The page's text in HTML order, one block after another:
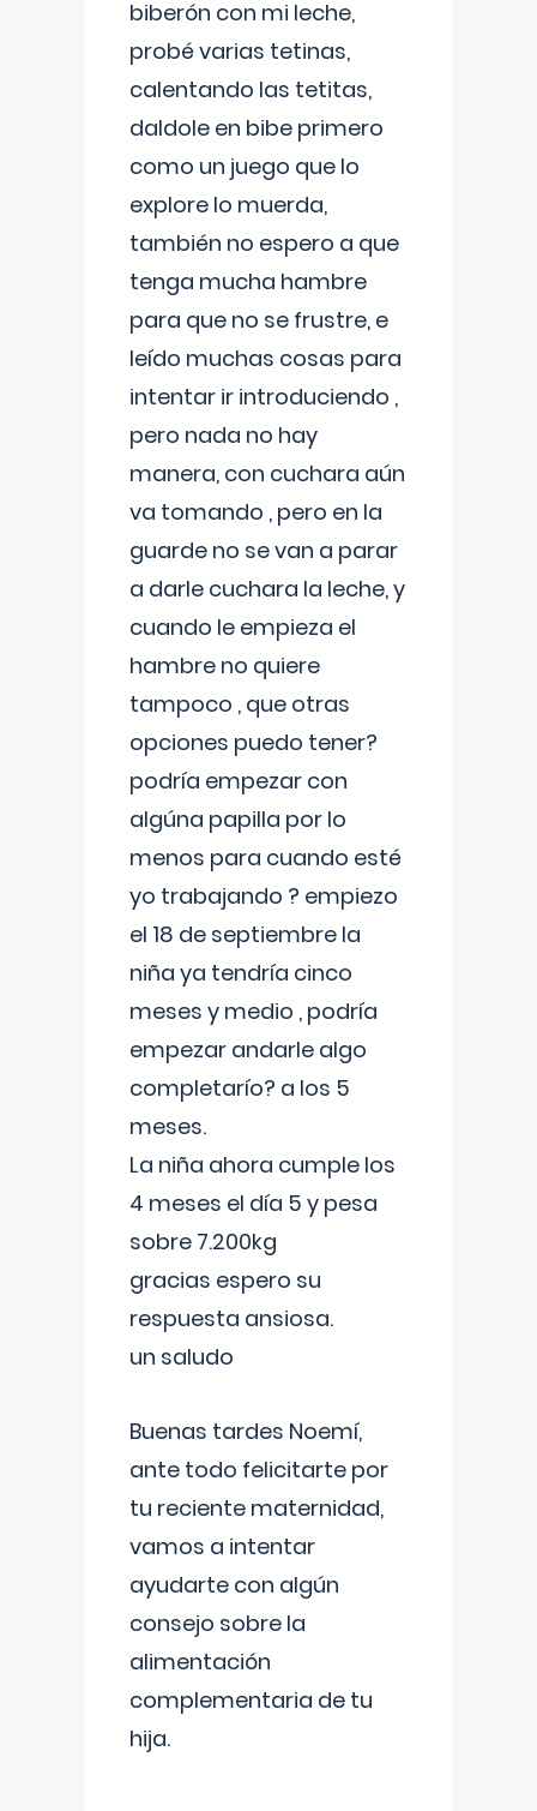
biberón con mi leche,
probé varias tetinas,
calentando las tetitas,
daldole en bibe primero
como un juego que lo
explore lo muerda,
también no espero a que
tenga mucha hambre
para que no se frustre, e
leído muchas cosas para
intentar ir introduciendo ,
pero nada no hay
manera, con cuchara aún
va tomando , pero en la
guarde no se van a parar
a darle cuchara la leche, y
cuando le empieza el
hambre no quiere
tampoco , que otras
opciones puedo tener?
podría empezar con
algúna papilla por lo
menos para cuando esté
yo trabajando ? empiezo
el 18 de septiembre la
niña ya tendría cinco
meses y medio , podría
empezar andarle algo
completarío? a los 5
meses.
La niña ahora cumple los
4 meses el día 5 y pesa
sobre 7.200kg
gracias espero su
respuesta ansiosa.
un saludo
Buenas tardes Noemí,
ante todo felicitarte por
tu reciente maternidad,
vamos a intentar
ayudarte con algún
consejo sobre la
alimentación
complementaria de tu
hija.